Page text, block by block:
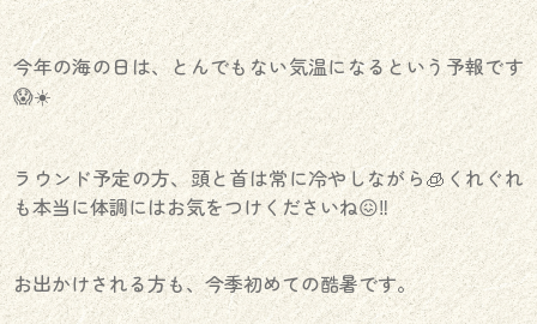
今年の海の日は、とんでもない気温になるという予報です
😱☀️
ラウンド予定の方、頭と首は常に冷やしながら🧊くれぐれ
も本当に体調にはお気をつけくださいね😖‼️
お出かけされる方も、今季初めての酷暑です。